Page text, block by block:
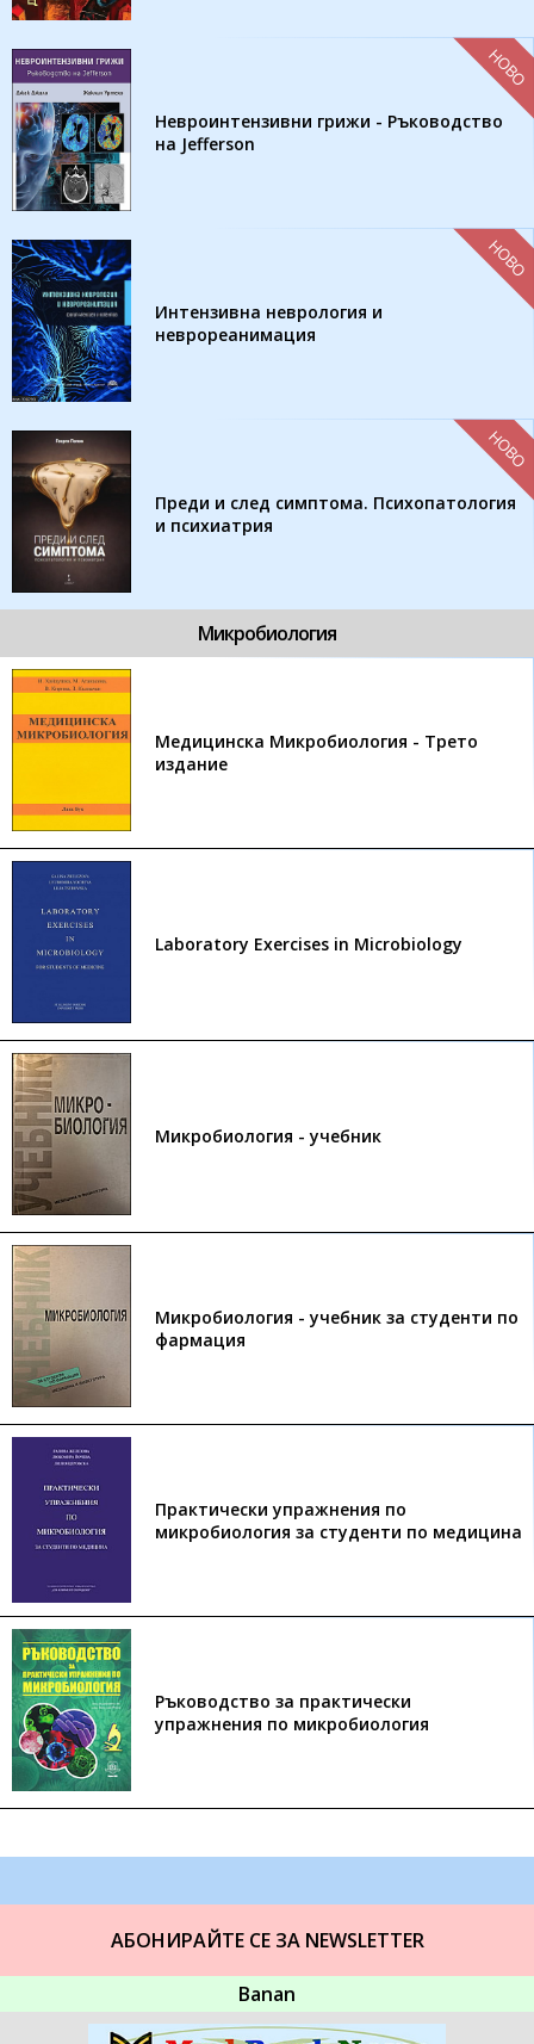
Невроинтензивни грижи - Ръководство
на Jefferson
НОВО
Интензивна неврология и
неврореанимация
НОВО
Преди и след симптома. Психопатология
и психиатрия
НОВО
Микробиология
Медицинска Микробиология - Трето
издание
Laboratory Exercises in Microbiology
Микробиология - учебник
Микробиология - учебник за студенти по
фармация
Практически упражнения по
микробиология за студенти по медицина
Ръководство за практически
упражнения по микробиология
АБОНИРАЙТЕ СЕ ЗА NEWSLETTER
Banan